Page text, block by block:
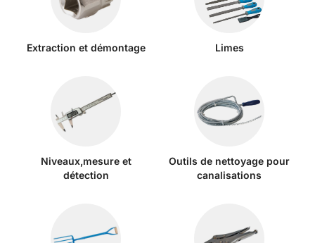
Extraction et démontage Limes
Niveaux,mesure et
détection
Outils de nettoyage pour
canalisations